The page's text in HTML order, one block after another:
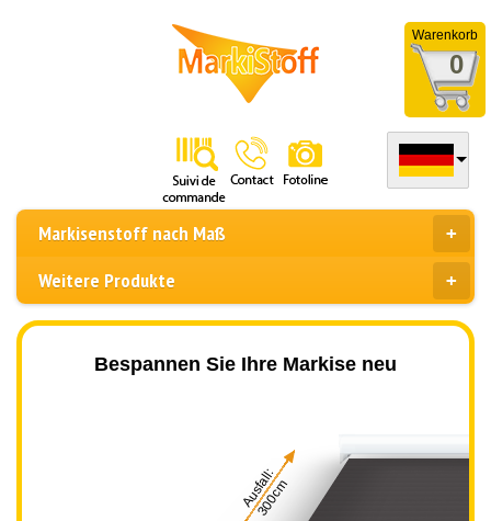
Warenkorb
0
Markisenstoff nach Maß
Weitere Produkte
Bespannen Sie Ihre Markise neu
Ausfall:
300cm